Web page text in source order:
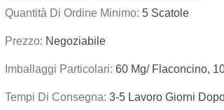
Quantità Di Ordine Minimo: 5 Scatole
Prezzo: Negoziabile
Imballaggi Particolari: 60 Mg/ Flaconcino,
Tempi Di Consegna: 3-5 Lavoro Giorni